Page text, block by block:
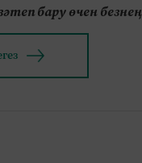
бару өчен безнең